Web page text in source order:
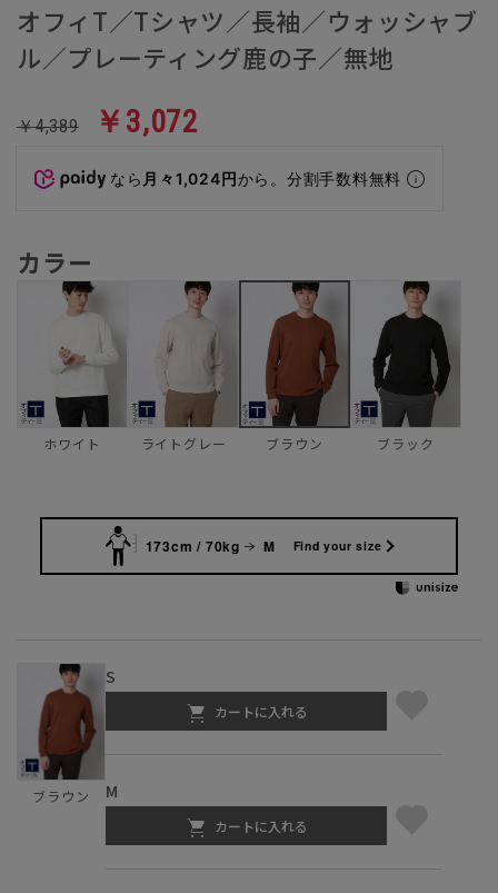
オフィT／Tシャツ／長袖／ウォッシャブ
ル／プレーティング鹿の子／無地
￥4,389 ￥3,072
なら 月々1,024円から。分割手数料無料
カラー
ホワイト ライトグレー ブラウン ブラック
173cm / 70kg M Find your size
ブラウン
S
カートに入れる
M
カートに入れる